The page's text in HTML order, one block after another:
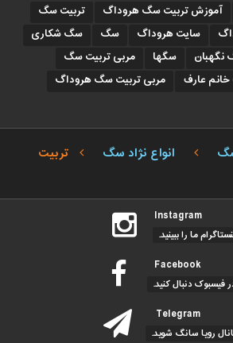
آموزش تربیت سگ هروداگ
تربیت سگ
سایت هروداگ سگ
سگ شکاری
سگها
مربی تربیت سگ
عارف
مربی تربیت سگ هروداگ
انواع نژاد سگ
تربیت
Instagram
ما را ببینید.
Facebook
فیسبوک دنبال کنید.
Telegram
رویا سانگ شوید.